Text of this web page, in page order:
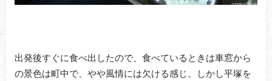
出発後すぐに食べ出したので、食べているときは車窓から
の景色は町中で、やや風情には欠ける感じ。しかし平塚を